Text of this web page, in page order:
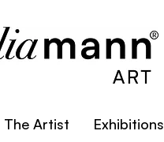
The Artist Exhibitions